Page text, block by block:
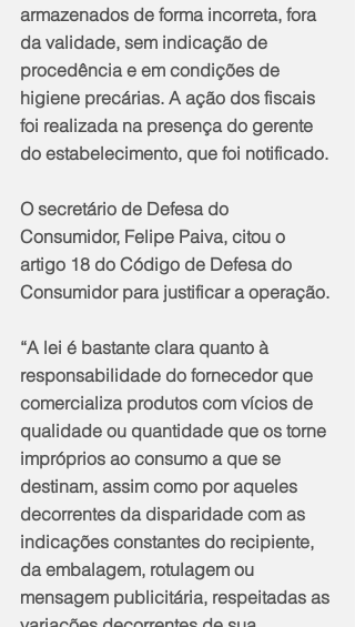
armazenados de forma incorreta, fora
da validade, sem indicação de
procedência e em condições de
higiene precárias. A ação dos fiscais
foi realizada na presença do gerente
do estabelecimento, que foi notificado.
O secretário de Defesa do
Consumidor, Felipe Paiva, citou o
artigo 18 do Código de Defesa do
Consumidor para justificar a operação.
“A lei é bastante clara quanto à
responsabilidade do fornecedor que
comercializa produtos com vícios de
qualidade ou quantidade que os torne
impróprios ao consumo a que se
destinam, assim como por aqueles
decorrentes da disparidade com as
indicações constantes do recipiente,
da embalagem, rotulagem ou
mensagem publicitária, respeitadas as